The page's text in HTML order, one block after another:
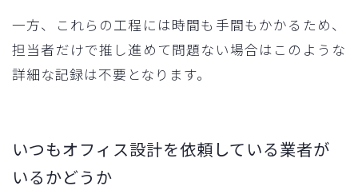
一方、これらの工程には時間も手間もかかるため、
担当者だけで推し進めて問題ない場合はこのような
詳細な記録は不要となります。
いつもオフィス設計を依頼している業者が
いるかどうか